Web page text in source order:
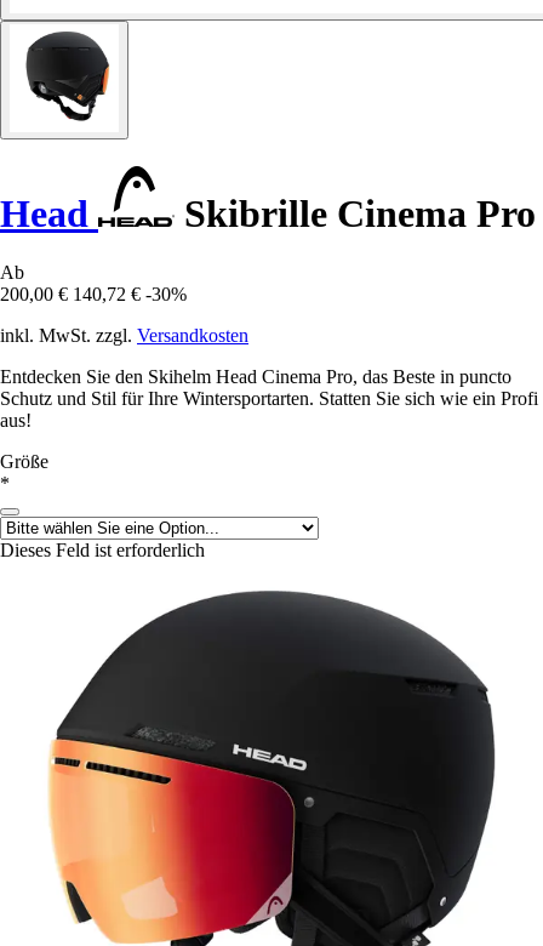
Head Skibrille Cinema Pro
Ab
200,00 € 140,72 € -30%
inkl. MwSt. zzgl. Versandkosten
Entdecken Sie den Skihelm Head Cinema Pro, das Beste in puncto
Schutz und Stil für Ihre Wintersportarten. Statten Sie sich wie ein Profi
aus!
Größe
*
Dieses Feld ist erforderlich